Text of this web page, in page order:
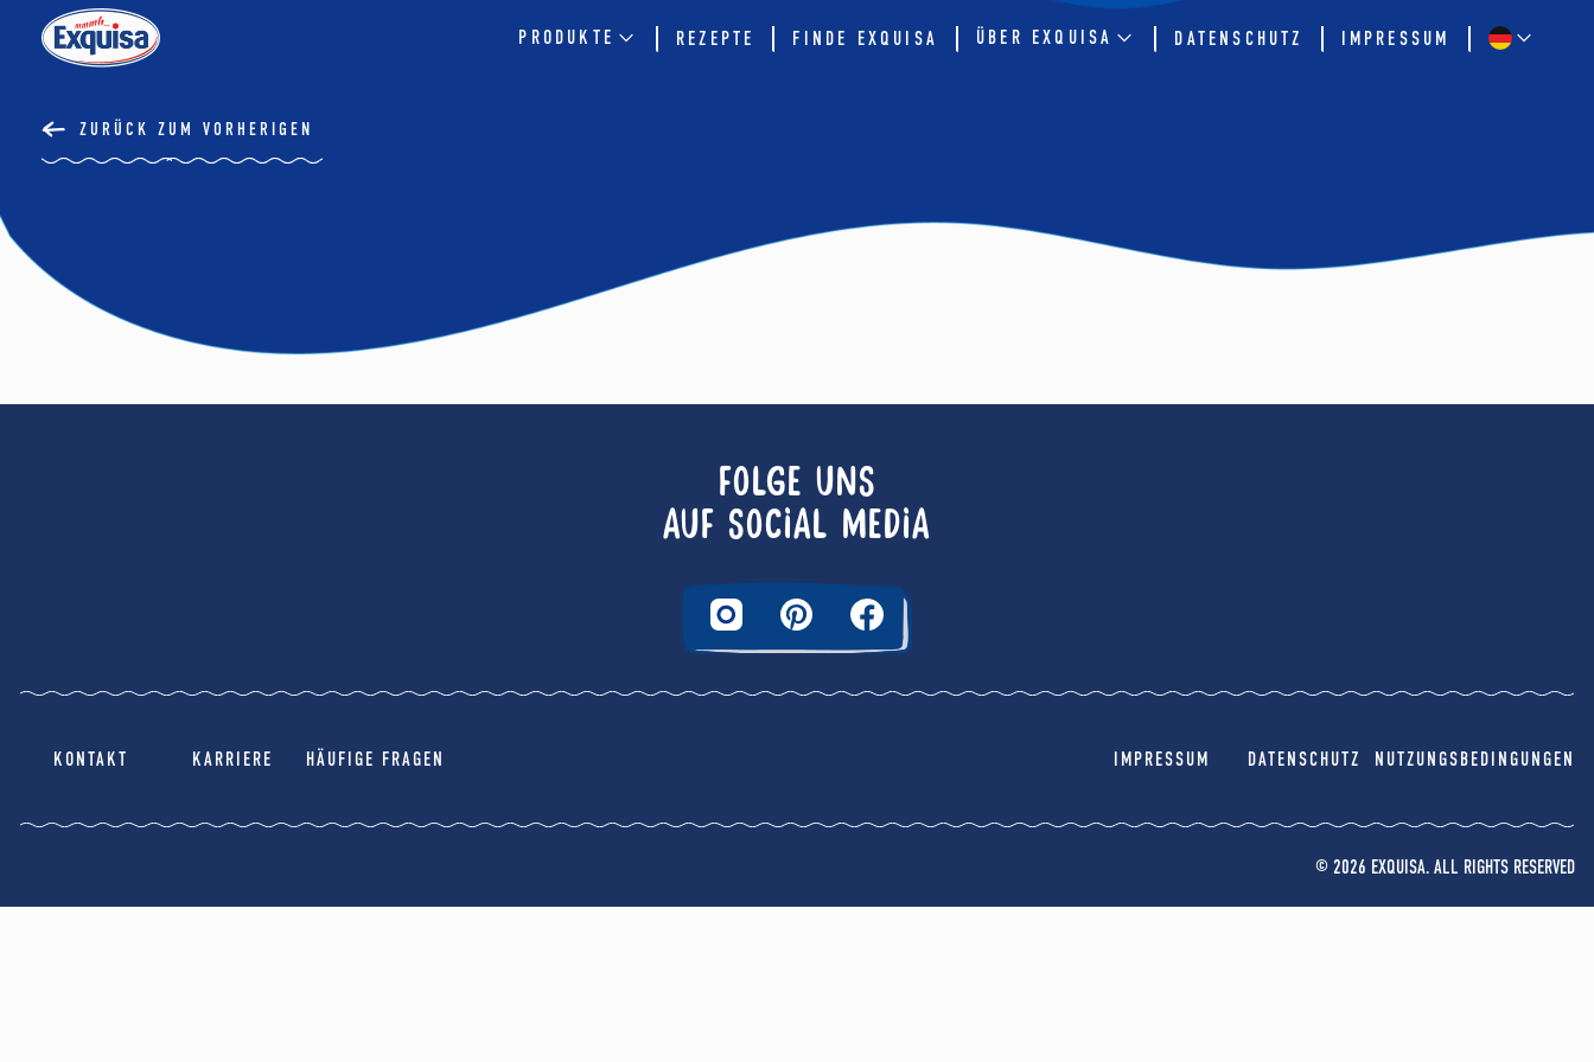
PRODUKTE REZEPTE FINDE EXQUISA ÜBER EXQUISA DATENSCHUTZ IMPRESSUM
ZURÜCK ZUM VORHERIGEN
FOLGE UNS
AUF SOCIAL MEDIA
KONTAKT KARRIERE HÄUFIGE FRAGEN IMPRESSUM DATENSCHUTZ NUTZUNGSBEDINGUNGEN
© 2026 EXQUISA. ALL RIGHTS RESERVED